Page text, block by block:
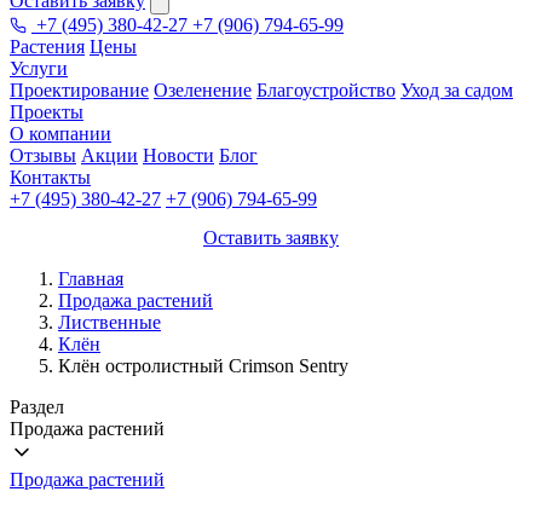
+7 (495) 380-42-27 +7 (906) 794-65-99
Растения Цены
Услуги
Проектирование Озеленение Благоустройство Уход за садом
Проекты
О компании
Отзывы Акции Новости Блог
Контакты
+7 (495) 380-42-27 +7 (906) 794-65-99
Оставить заявку
Главная
Продажа растений
Лиственные
Клён
Клён остролистный Crimson Sentry
Раздел
Продажа растений
Продажа растений